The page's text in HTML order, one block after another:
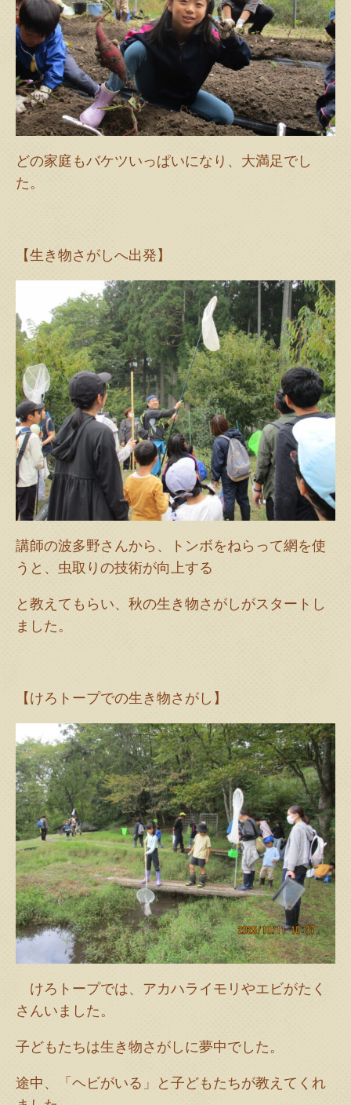
どの家庭もバケツいっぱいになり、大満足でし
た。
【生き物さがしへ出発】
講師の波多野さんから、トンボをねらって網を使
うと、虫取りの技術が向上する
と教えてもらい、秋の生き物さがしがスタートし
ました。
【けろトープでの生き物さがし】
けろトープでは、アカハライモリやエビがたく
さんいました。
子どもたちは生き物さがしに夢中でした。
途中、「ヘビがいる」と子どもたちが教えてくれ